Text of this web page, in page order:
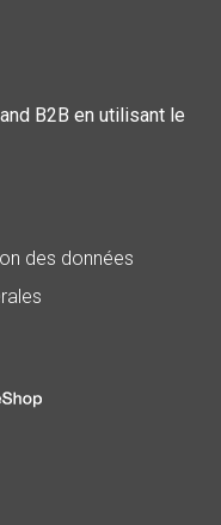
B2B en utilisant le
des données